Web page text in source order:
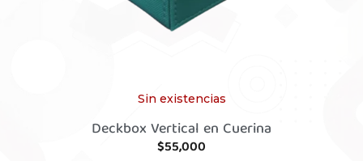
Sin existencias
Deckbox Vertical en Cuerina
$55,000